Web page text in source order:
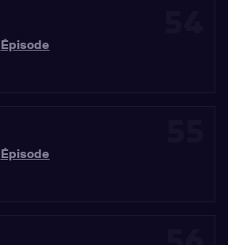
Épisode
Épisode